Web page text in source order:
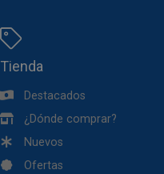
Tienda
Destacados
¿Dónde comprar?
Nuevos
Ofertas